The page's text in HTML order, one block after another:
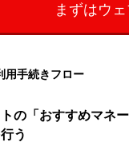
まずはウ
用手続きフロー
の「おすすめマネ
う